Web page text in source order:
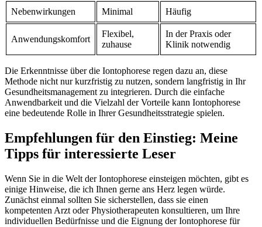
Nebenwirkungen Minimal Häufig
Anwendungskomfort
Flexibel,
zuhause
In der Praxis oder‍
Klinik ‍notwendig
Die Erkenntnisse über ⁣die Iontophorese ​regen dazu ‌an, diese
Methode⁤ nicht nur kurzfristig zu nutzen, sondern‍ langfristig ⁣in ‌Ihr
Gesundheitsmanagement ​zu integrieren. Durch​ die einfache
Anwendbarkeit und die Vielzahl der Vorteile ⁣kann Iontophorese
eine bedeutende⁢ Rolle in Ihrer Gesundheitsstrategie‌ spielen.
Empfehlungen für den Einstieg: Meine
Tipps für interessierte Leser
Wenn Sie ⁣in ​die Welt der⁤ Iontophorese⁤ einsteigen möchten, gibt es
einige Hinweise, die‌ ich Ihnen gerne ans⁣ Herz legen würde.‍
Zunächst einmal sollten Sie sicherstellen, ‌dass sie ​einen
kompetenten Arzt ‌oder Physiotherapeuten konsultieren, um Ihre
‍individuellen‍ Bedürfnisse ⁢und die ⁣Eignung der⁣ Iontophorese für